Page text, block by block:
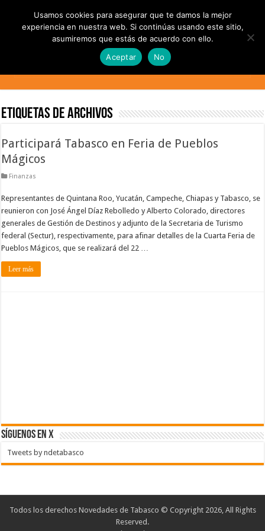
Etiquetas de Archivos
Participará Tabasco en Feria de Pueblos
Mágicos
Finanzas
Representantes de Quintana Roo, Yucatán, Campeche, Chiapas y Tabasco, se
reunieron con José Ángel Díaz Rebolledo y Alberto Colorado, directores
generales de Gestión de Destinos y adjunto de la Secretaria de Turismo
federal (Sectur), respectivamente, para afinar detalles de la Cuarta Feria de
Pueblos Mágicos, que se realizará del 22 …
Leer más
SÍGUENOS EN X
Tweets by ndetabasco
Todos los derechos Novedades de Tabasco © Copyright 2026, All Rights
Reserved.
Usamos cookies para asegurar que te damos la mejor
experiencia en nuestra web. Si continúas usando este sitio,
asumiremos que estás de acuerdo con ello.
Aceptar
No